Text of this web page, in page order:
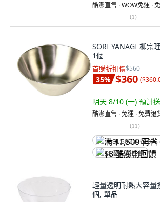
酷澎直售 ∙ WOW免運 ∙
(1)
SORI YANAGI 柳宗
1個
首購折扣價$560
35% $360 (
明天 8/10 (一) 預計
酷澎直售 ∙ 免運 ∙ 免費退
(11)
满 $1,500 再省 $75
$8 酷澎幣回饋
輕量透明耐熱大容
個, 單品